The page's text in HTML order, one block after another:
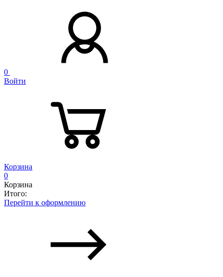
0
Войти
Корзина
0
Корзина
Итого:
Перейти к оформлению